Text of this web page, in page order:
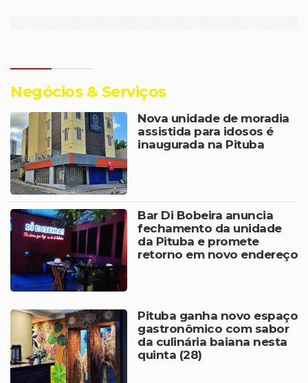
Negócios & Serviços
Nova unidade de moradia
assistida para idosos é
inaugurada na Pituba
Bar Di Bobeira anuncia
fechamento da unidade
da Pituba e promete
retorno em novo endereço
Pituba ganha novo espaço
gastronômico com sabor
da culinária baiana nesta
quinta (28)